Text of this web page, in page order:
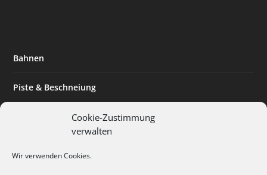
Cookie-Zustimmung
verwalten
Wir verwenden Cookies.
Bahnen
Piste & Beschneiung